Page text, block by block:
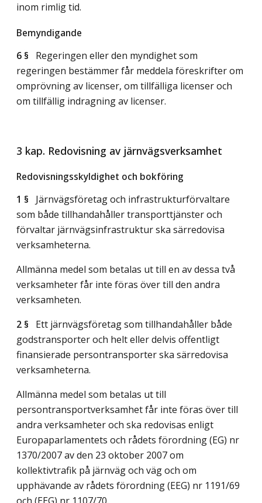
inom rimlig tid.
Bemyndigande
6 § Regeringen eller den myndighet som
regeringen bestämmer får meddela föreskrifter om
omprövning av licenser, om tillfälliga licenser och
om tillfällig indragning av licenser.
3 kap. Redovisning av järnvägsverksamhet
Redovisningsskyldighet och bokföring
1 § Järnvägsföretag och infrastrukturförvaltare
som både tillhandahåller transporttjänster och
förvaltar järnvägsinfrastruktur ska särredovisa
verksamheterna.
Allmänna medel som betalas ut till en av dessa två
verksamheter får inte föras över till den andra
verksamheten.
2 § Ett järnvägsföretag som tillhandahåller både
godstransporter och helt eller delvis offentligt
finansierade persontransporter ska särredovisa
verksamheterna.
Allmänna medel som betalas ut till
persontransportverksamhet får inte föras över till
andra verksamheter och ska redovisas enligt
Europaparlamentets och rådets förordning (EG) nr
1370/2007 av den 23 oktober 2007 om
kollektivtrafik på järnväg och väg och om
upphävande av rådets förordning (EEG) nr 1191/69